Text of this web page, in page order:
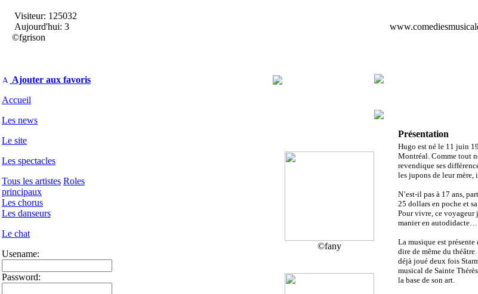
Visiteur: 125032
Aujourd'hui: 3
©fgrison
Ajouter aux favoris
Accueil
Les news
Le site
Les spectacles
Tous les artistes Roles
principaux
Les chorus
Les danseurs
Le chat
Usename:
Password:
©fany
Présentation
Hugo est né le 11 juin
Montréal. Comme tout
revendique ses
les jupons de leur
N’est-il pas à 17 ans,
25 dollars en poche et
Pour vivre, ce voyageur
manier en autodidacte…
La musique est
dire de même du
déjà joué deux fois
musical de Sainte
la base de son art.